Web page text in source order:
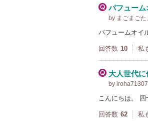
パフュー
by まごまごた
パフュームオイ
回答数 10 私
大人世代
by
こんにちは。
回答数 62 私